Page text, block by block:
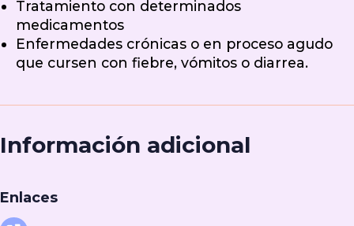
Tratamiento con determinados
medicamentos
Enfermedades crónicas o en proceso agudo
que cursen con fiebre, vómitos o diarrea.
Información adicional
Enlaces